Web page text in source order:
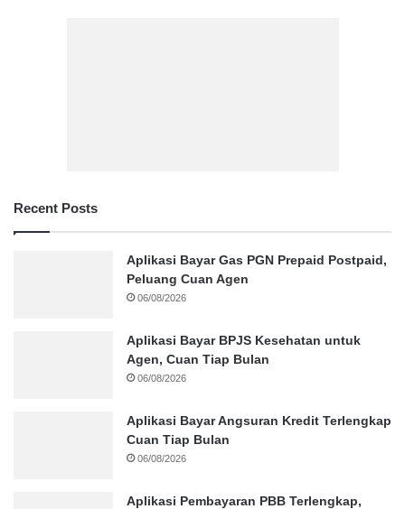
Recent Posts
Aplikasi Bayar Gas PGN Prepaid Postpaid,
Peluang Cuan Agen
06/08/2026
Aplikasi Bayar BPJS Kesehatan untuk
Agen, Cuan Tiap Bulan
06/08/2026
Aplikasi Bayar Angsuran Kredit Terlengkap
Cuan Tiap Bulan
06/08/2026
Aplikasi Pembayaran PBB Terlengkap,